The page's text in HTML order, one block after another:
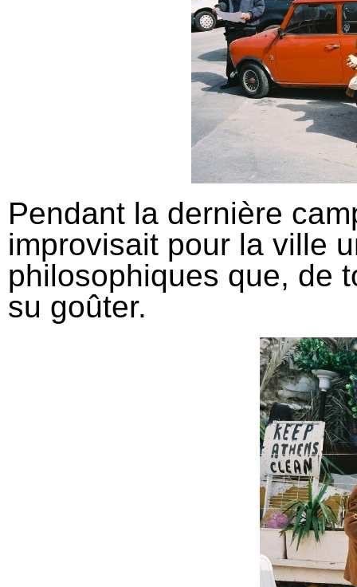
Pendant la dernière
improvisait pour la ville
philosophiques que, de
su goûter.